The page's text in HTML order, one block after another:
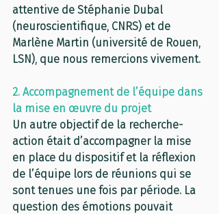
attentive de Stéphanie Dubal
(neuroscientifique, CNRS) et de
Marlène Martin (université de Rouen,
LSN), que nous remercions vivement.
2. Accompagnement de l’équipe dans
la mise en œuvre du projet
Un autre objectif de la recherche-
action était d’accompagner la mise
en place du dispositif et la réflexion
de l’équipe lors de réunions qui se
sont tenues une fois par période. La
question des émotions pouvait